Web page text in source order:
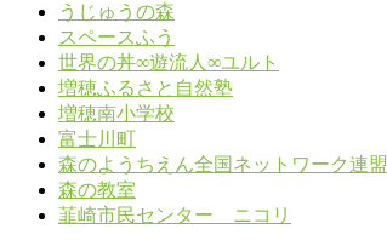
うじゅうの森
スペースふう
世界の丼∞遊流人∞ユルト
増穂ふるさと自然塾
増穂南小学校
富士川町
森のようちえん全国ネットワーク連盟
森の教室
韮崎市民センター ニコリ